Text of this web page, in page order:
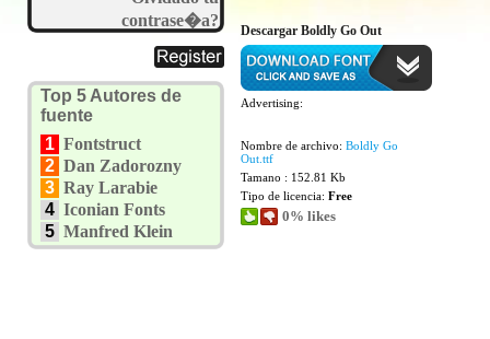
contrase�a?
Top 5 Autores de
fuente
1 Fontstruct
2 Dan Zadorozny
3 Ray Larabie
4 Iconian Fonts
5 Manfred Klein
Descargar Boldly Go Out
Advertising:
Nombre de archivo: Boldly Go
Out.ttf
Tamano : 152.81 Kb
Tipo de licencia: Free
0% likes